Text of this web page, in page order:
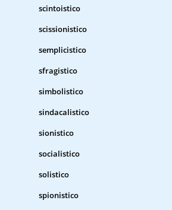
scintoistico
scissionistico
semplicistico
sfragistico
simbolistico
sindacalistico
sionistico
socialistico
solistico
spionistico